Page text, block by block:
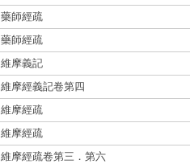
藥師經疏
藥師經疏
維摩義記
維摩經義記卷第四
維摩經疏
維摩經疏
維摩經疏卷第三．第六